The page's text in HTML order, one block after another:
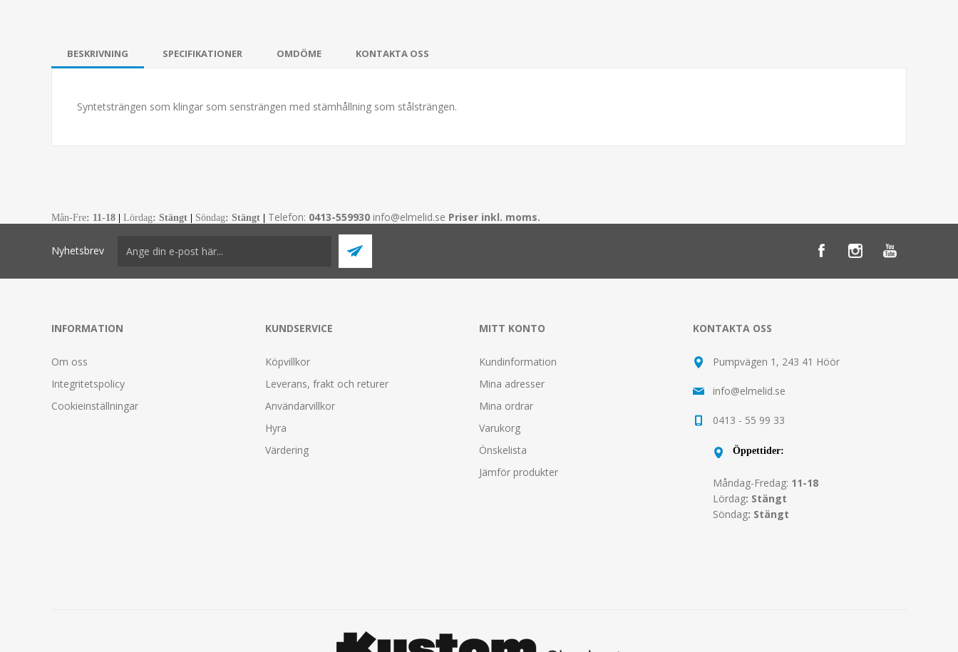
BESKRIVNING SPECIFIKATIONER OMDÖME KONTAKTA OSS
Syntetsträngen som klingar som sensträngen med stämhållning som stålsträngen.
Mån-Fre: 11-18 Lördag: Stängt Söndag: Stängt Telefon: 0413-559930 info@elmelid.se Priser inkl. moms.
Nyhetsbrev
INFORMATION
Om oss
Integritetspolicy
Cookieinställningar
KUNDSERVICE
Köpvillkor
Leverans, frakt och returer
Användarvillkor
Hyra
Värdering
MITT KONTO
Kundinformation
Mina adresser
Mina ordrar
Varukorg
Önskelista
Jämför produkter
KONTAKTA OSS
Pumpvägen 1, 243 41 Höör
info@elmelid.se
0413 - 55 99 33
Öppettider:
Måndag-Fredag: 11-18
Lördag: Stängt
Söndag: Stängt